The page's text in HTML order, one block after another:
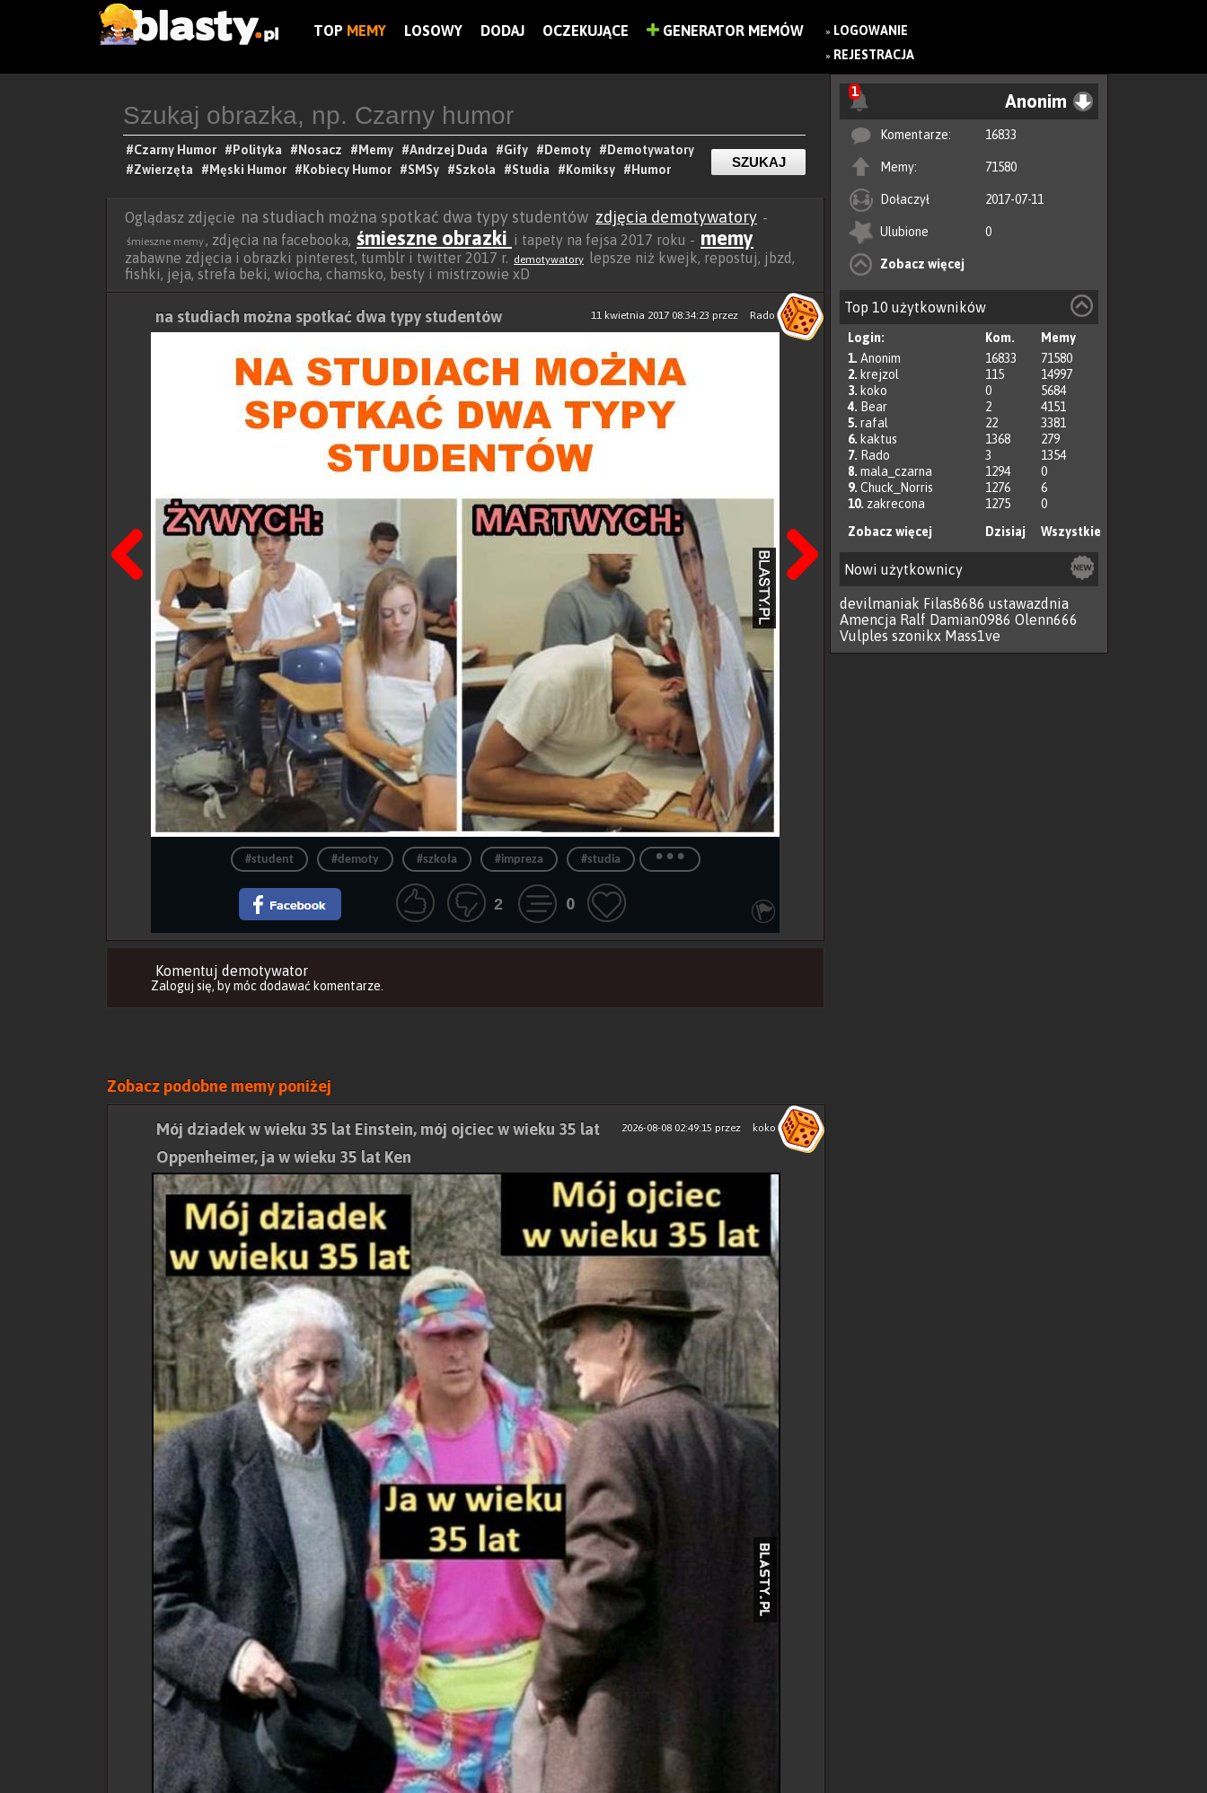
TOP MEMY LOSOWY DODAJ OCZEKUJĄCE GENERATOR MEMÓW » LOGOWANIE
» REJESTRACJA
1 Anonim
Komentarze: 16833
Memy: 71580
Dołaczył 2017-07-11
Ulubione 0
Zobacz więcej
Top 10 użytkowników
Login: Kom.
Memy
1. Anonim 16833
71580
2. krejzol 115
14997
3. koko 0
5684
4. Bear 2
4151
5. rafal 22
3381
6. kaktus 1368
279
7. Rado 3
1354
8. mala_czarna 1294
0
9. Chuck_Norris 1276
6
10. zakrecona 1275
0
Zobacz więcej
Dzisiaj Wszystkie
Nowi użytkownicy
devilmaniak Filas8686 ustawazdnia
Amencja Ralf Damian0986 Olenn666
Vulples szonikx Mass1ve
#Czarny Humor #Polityka #Nosacz #Memy #Andrzej Duda #Gify #Demoty
#Demotywatory
#Zwierzęta
#Męski Humor #Kobiecy Humor #SMSy #Szkoła #Studia #Komiksy #Humor
Oglądasz zdjęcie na studiach można spotkać dwa typy studentów zdjęcia demotywatory -
śmieszne memy, zdjęcia na facebooka, śmieszne obrazki i tapety na fejsa 2017 roku - memy
zabawne zdjęcia i obrazki pinterest, tumblr i twitter 2017 r. demotywatory
lepsze niż kwejk, repostuj, jbzd,
fishki, jeja, strefa beki, wiocha, chamsko, besty i mistrzowie xD
11 kwietnia 2017 08:34:23 przez Rado
na studiach można spotkać dwa typy studentów
Poprzedni Następna
#student #demoty #szkoła #impreza #studia ...
2 0
Komentuj demotywator
Zaloguj się, by móc dodawać komentarze.
Zobacz podobne memy poniżej
2026-08-08 02:49:15 przez koko
Mój dziadek w wieku 35 lat Einstein, mój ojciec w wieku 35 lat
Oppenheimer, ja w wieku 35 lat Ken